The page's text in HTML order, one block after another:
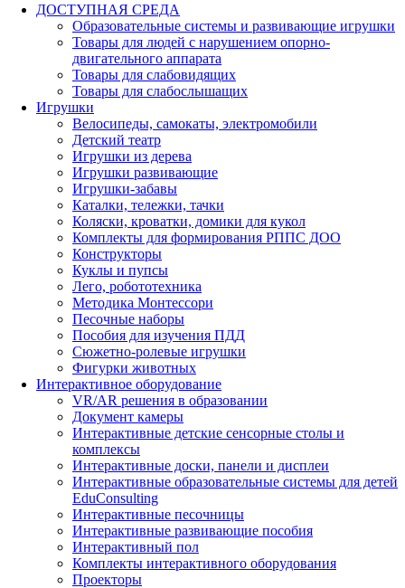
ДОСТУПНАЯ СРЕДА
Образовательные системы и развивающие игрушки
Товары для людей с нарушением опорно-
двигательного аппарата
Товары для слабовидящих
Товары для слабослышащих
Игрушки
Велосипеды, самокаты, электромобили
Детский театр
Игрушки из дерева
Игрушки развивающие
Игрушки-забавы
Каталки, тележки, тачки
Коляски, кроватки, домики для кукол
Комплекты для формирования РППС ДОО
Конструкторы
Куклы и пупсы
Лего, робототехника
Методика Монтессори
Песочные наборы
Пособия для изучения ПДД
Сюжетно-ролевые игрушки
Фигурки животных
Интерактивное оборудование
VR/AR решения в образовании
Документ камеры
Интерактивные детские сенсорные столы и
комплексы
Интерактивные доски, панели и дисплеи
Интерактивные образовательные системы для детей
EduConsulting
Интерактивные песочницы
Интерактивные развивающие пособия
Интерактивный пол
Комплекты интерактивного оборудования
Проекторы